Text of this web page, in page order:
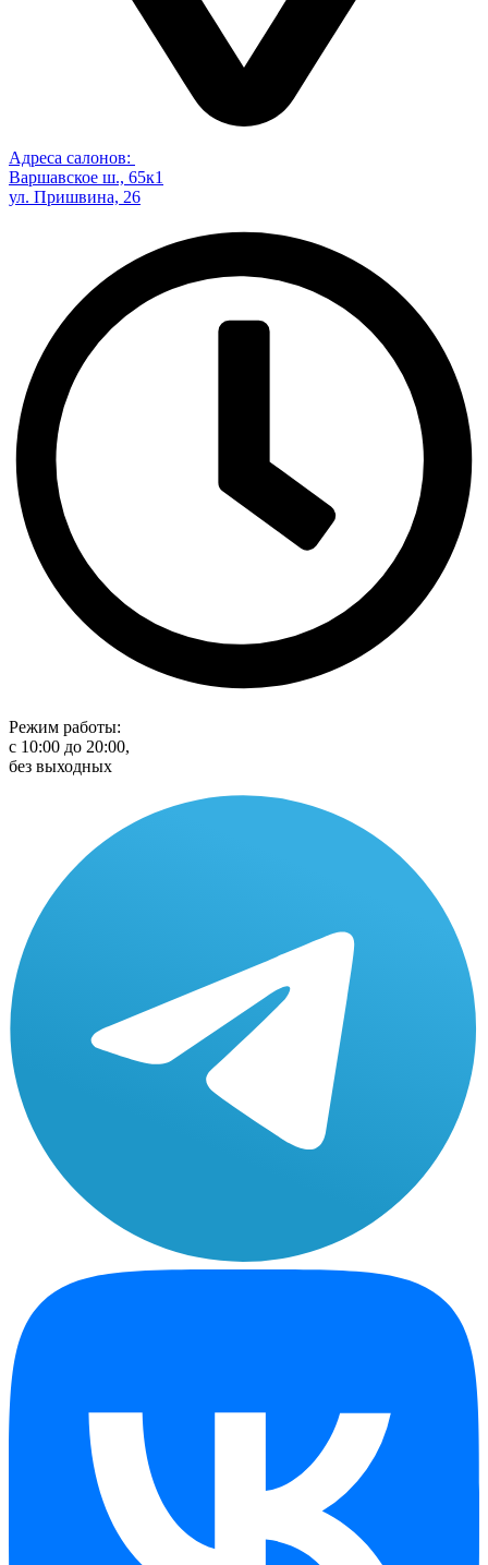
Адреса салонов:
Варшавское ш., 65к1
ул. Пришвина, 26
Режим работы:
с 10:00 до 20:00,
без выходных